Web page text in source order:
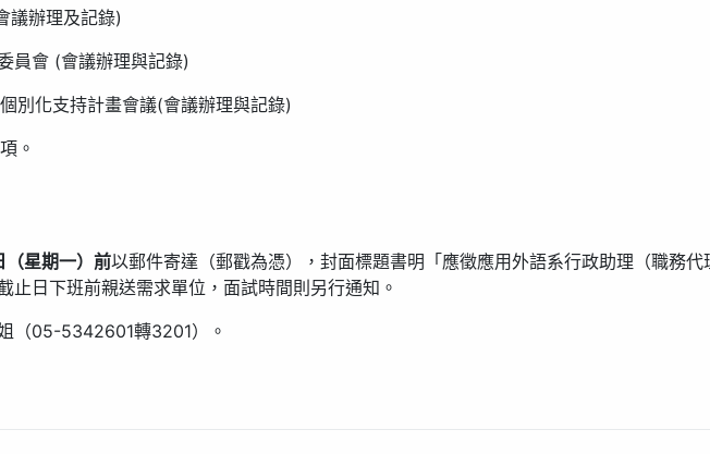
議辦理及記錄)
員會 (會議辦理與記錄)
別化支持計畫會議(會議辦理與記錄)
。
星期一）前以郵件寄達（郵戳為憑），封面標題書明「應徵應用外語系行政助理（職務代
止日下班前親送需求單位，面試時間則另行通知。
（05-5342601轉3201）。